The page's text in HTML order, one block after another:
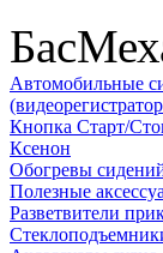
Автомобильные
Кнопка Старт/
Ксенон
Обогревы
Полезные
Разветвители